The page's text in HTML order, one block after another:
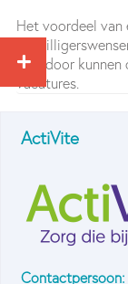
Het voordeel van
Daardoor
vacatures.
ActiVite
Contactpersoon: